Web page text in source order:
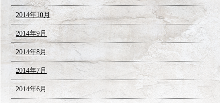
2014年10月
2014年9月
2014年8月
2014年7月
2014年6月